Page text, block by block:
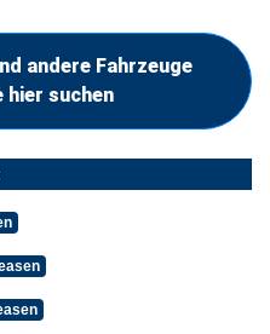
andere Fahrzeuge
hier suchen